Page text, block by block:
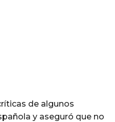
de algunos
y aseguró que no